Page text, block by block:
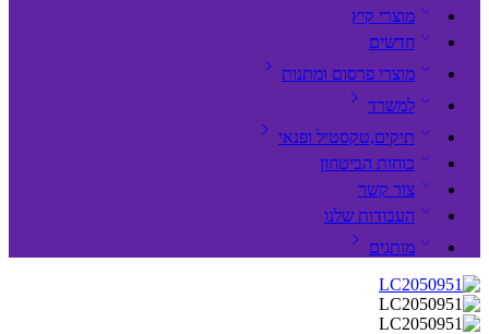
מוצרי קיץ
חדשים
מוצרי פרסום ומתנות
למשרד
תיקים,טקסטיל ופנאי
כוחות הביטחון
צור קשר
העבודות שלנו
מותגים